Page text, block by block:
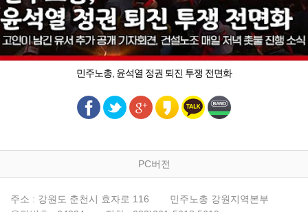
민주노총, 윤석열 정권 퇴진 투쟁 전면화
PC버전
주소 : 강원도 춘천시 효자로 116
민주노총 강원지역본부